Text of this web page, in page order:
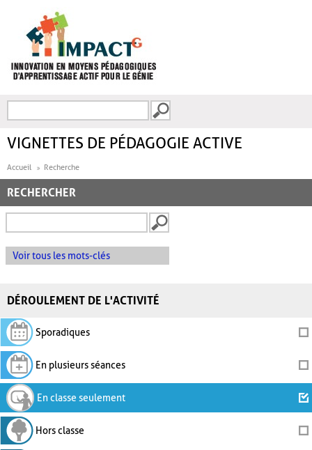
FORMULAIRE DE
VIGNETTES DE PÉDAGOGIE ACTIVE
Accueil Recherche
RECHERCHER
Voir tous les mots-clés
DÉROULEMENT DE L'ACTIVITÉ
Sporadiques
En plusieurs séances
En classe seulement
Hors classe